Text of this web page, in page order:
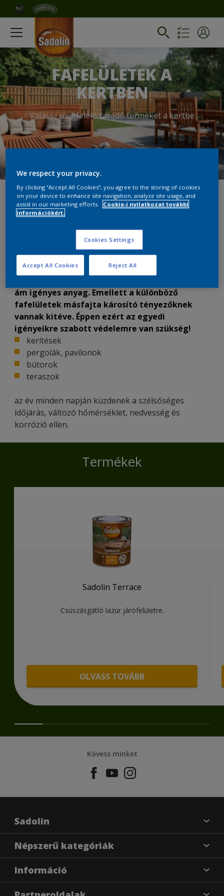
FAFELÜLETEK A
KERTBEN
Válassz megfelelő favédő terméket a kertbe
KERTI FAANYAGOK FESTÉSE
ÉS IMPREGNÁLÁSA
Hogyan válasszam ki a megfelelő terméket a kertben lévő
ám igényes anyag. Emellett a különböző
fafelületek másfajta károsító tényezőknek
vannak kitéve. Éppen ezért az egyedi
igényeikre szabott védelemre van szükség!
kerítések
pergolák, pavilonok
bútorok
teraszok
az év minden napján küzdenek a szélsőséges
időjárás, változó hőmérséklet, nedvesség és
korrózió ellen.
Termékek
Sadolin Terrace
Csúszásgátló lazúr járófelületre.
OLVASS TOVÁBB
Kövess minket
Sadolin
Találj egy színt
Üzlet kereső
Oldaltérkép
Népszerű kategóriák
Festési tanácsok
Inspiráció
Információ
Színpontosság
We respect your privacy.
By clicking “Accept All Cookies”, you agree to the storing of cookies
on your device to enhance site navigation, analyze site usage, and
assist in our marketing efforts.
Cookie-i nyilatkozat további
információkért.
Cookies Settings
Reject All
Accept All Cookies